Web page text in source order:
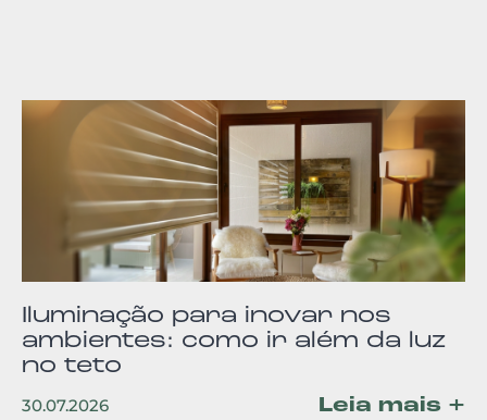
Iluminação para inovar nos
ambientes: como ir além da luz
no teto
30.07.2026 Leia mais +